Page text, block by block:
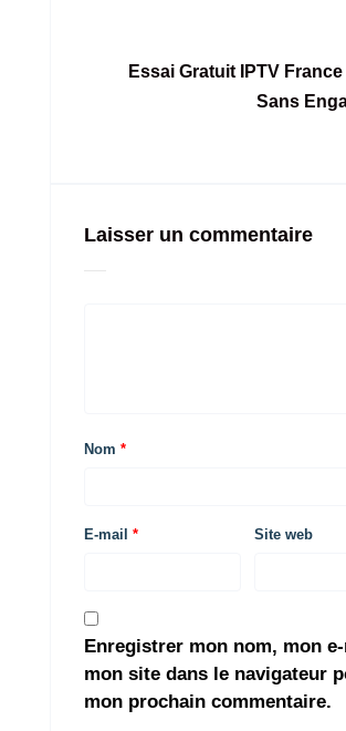
Essai Gratuit IPTV
Sans
Laisser un commentaire
Nom *
E-mail * Site web
Enregistrer mon nom, mon
mon site dans le navigateur
mon prochain commentaire.